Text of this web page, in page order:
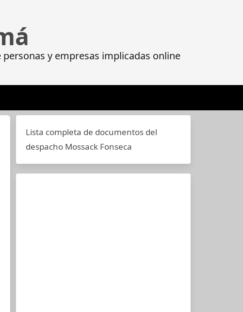
y empresas implicadas online
Lista completa de documentos del
despacho Mossack Fonseca